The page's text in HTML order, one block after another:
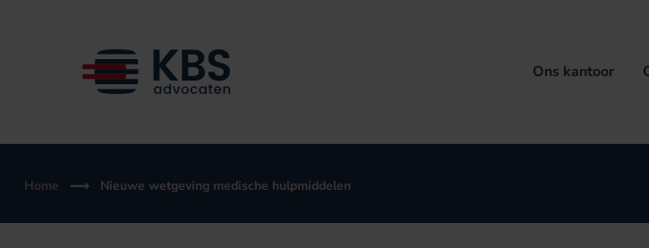
Ons kantoor
Home Nieuwe wetgeving medische hulpmiddelen